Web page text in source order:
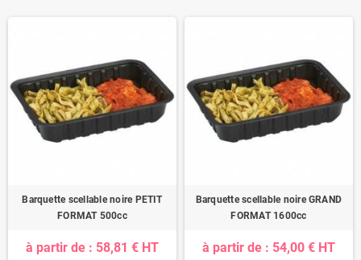
Barquette scellable noire PETIT
FORMAT 500cc
à partir de : 58,81 € HT
Barquette scellable noire GRAND
FORMAT 1600cc
à partir de : 54,00 € HT